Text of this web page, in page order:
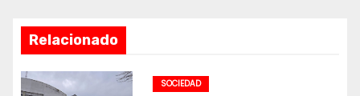
Relacionado
SOCIEDAD